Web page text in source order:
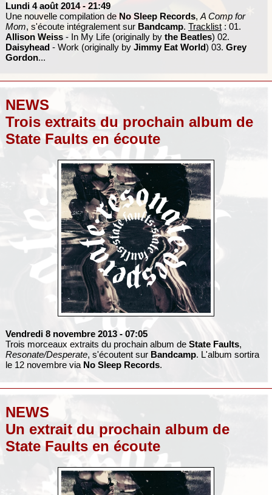
Lundi 4 août 2014 - 21:49
Une nouvelle compilation de No Sleep Records, A Comp for
Mom, s'écoute intégralement sur Bandcamp. Tracklist: 01.
Allison Weiss- In My Life (originally by the Beatles) 02.
Daisyhead- Work (originally by Jimmy Eat World) 03. Grey
Gordon...
NEWS
Trois extraits du prochain album de
State Faults en écoute
Vendredi 8 novembre 2013 - 07:05
Trois morceaux extraits du prochain album de State Faults,
Resonate​/​Desperate, s'écoutent sur Bandcamp. L'album sortira
le 12 novembre via No Sleep Records.
NEWS
Un extrait du prochain album de
State Faults en écoute